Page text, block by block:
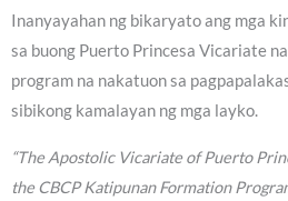
Inanyayahan ng bikaryato ang mga
sa buong Puerto Princesa Vicariate
program na nakatuon sa
sibikong kamalayan ng mga layko.
“The Apostolic Vicariate of Puerto
the CBCP Katipunan Formation